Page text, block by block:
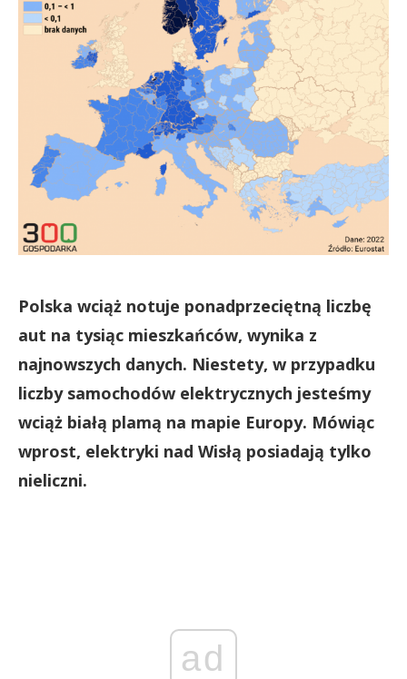
Polska wciąż notuje ponadprzeciętną liczbę
aut na tysiąc mieszkańców, wynika z
najnowszych danych. Niestety, w przypadku
liczby samochodów elektrycznych jesteśmy
wciąż białą plamą na mapie Europy. Mówiąc
wprost, elektryki nad Wisłą posiadają tylko
nieliczni.
ad